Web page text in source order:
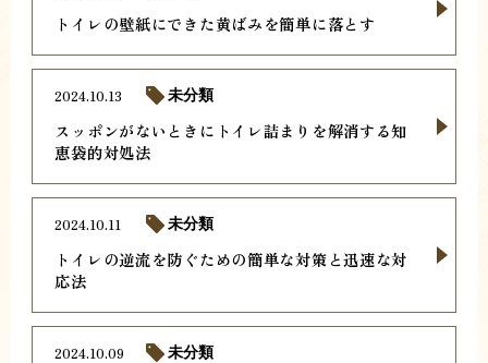
トイレの壁紙にできた黄ばみを簡単に落とす
スッポンがないときにトイレ詰まりを解消する知
恵袋的対処法
2024.10.13 未分類
トイレの逆流を防ぐための簡単な対策と迅速な対
応法
2024.10.11 未分類
2024.10.09 未分類